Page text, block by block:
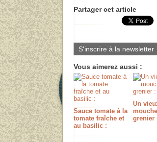
Partager cet article
S'inscrire à la newsletter
Vous aimerez aussi :
Sauce tomate à la
tomate fraîche et
au basilic :
Un
grenier